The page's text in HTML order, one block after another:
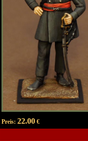
Preis: 22.00€